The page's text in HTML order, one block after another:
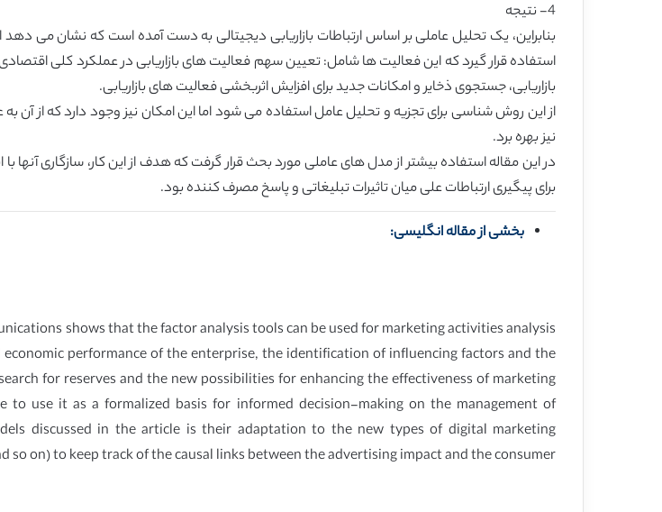
4- نتیجه
بنابراین، یک تحلیل عاملی بر اساس ارتباطات بازاریابی دیجیتالی به دست آمده است که نشان می دهد
استفاده قرار گیرد که این فعالیت ها شامل: تعیین سهم فعالیت های بازاریابی در عملکرد کلی
بازاریابی، جستجوی ذخایر و امکانات جدید برای افزایش اثربخشی فعالیت های بازاریابی.
از این روش شناسی برای تجزیه و تحلیل عامل استفاده می شود اما این امکان نیز وجود دارد که از آن
نیز بهره برد.
در این مقاله استفاده بیشتر از مدل های عاملی مورد بحث قرار گرفت که هدف از این کار، سازگاری آنها با
برای پیگیری ارتباطات علی میان تاثیرات تبلیغاتی و پاسخ مصرف کننده بود.
بخشی از مقاله انگلیسی:
shows that the factor analysis tools can be used for marketing activities analysis
performance of the enterprise, the identification of influencing factors and the
for reserves and the new possibilities for enhancing the effectiveness of marketing
use it as a formalized basis for informed decision-making on the management of
discussed in the article is their adaptation to the new types of digital marketing
on) to keep track of the causal links between the advertising impact and the consumer